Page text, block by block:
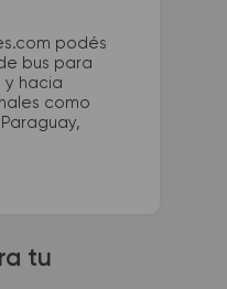
podés
bus para
y hacia
como
tu